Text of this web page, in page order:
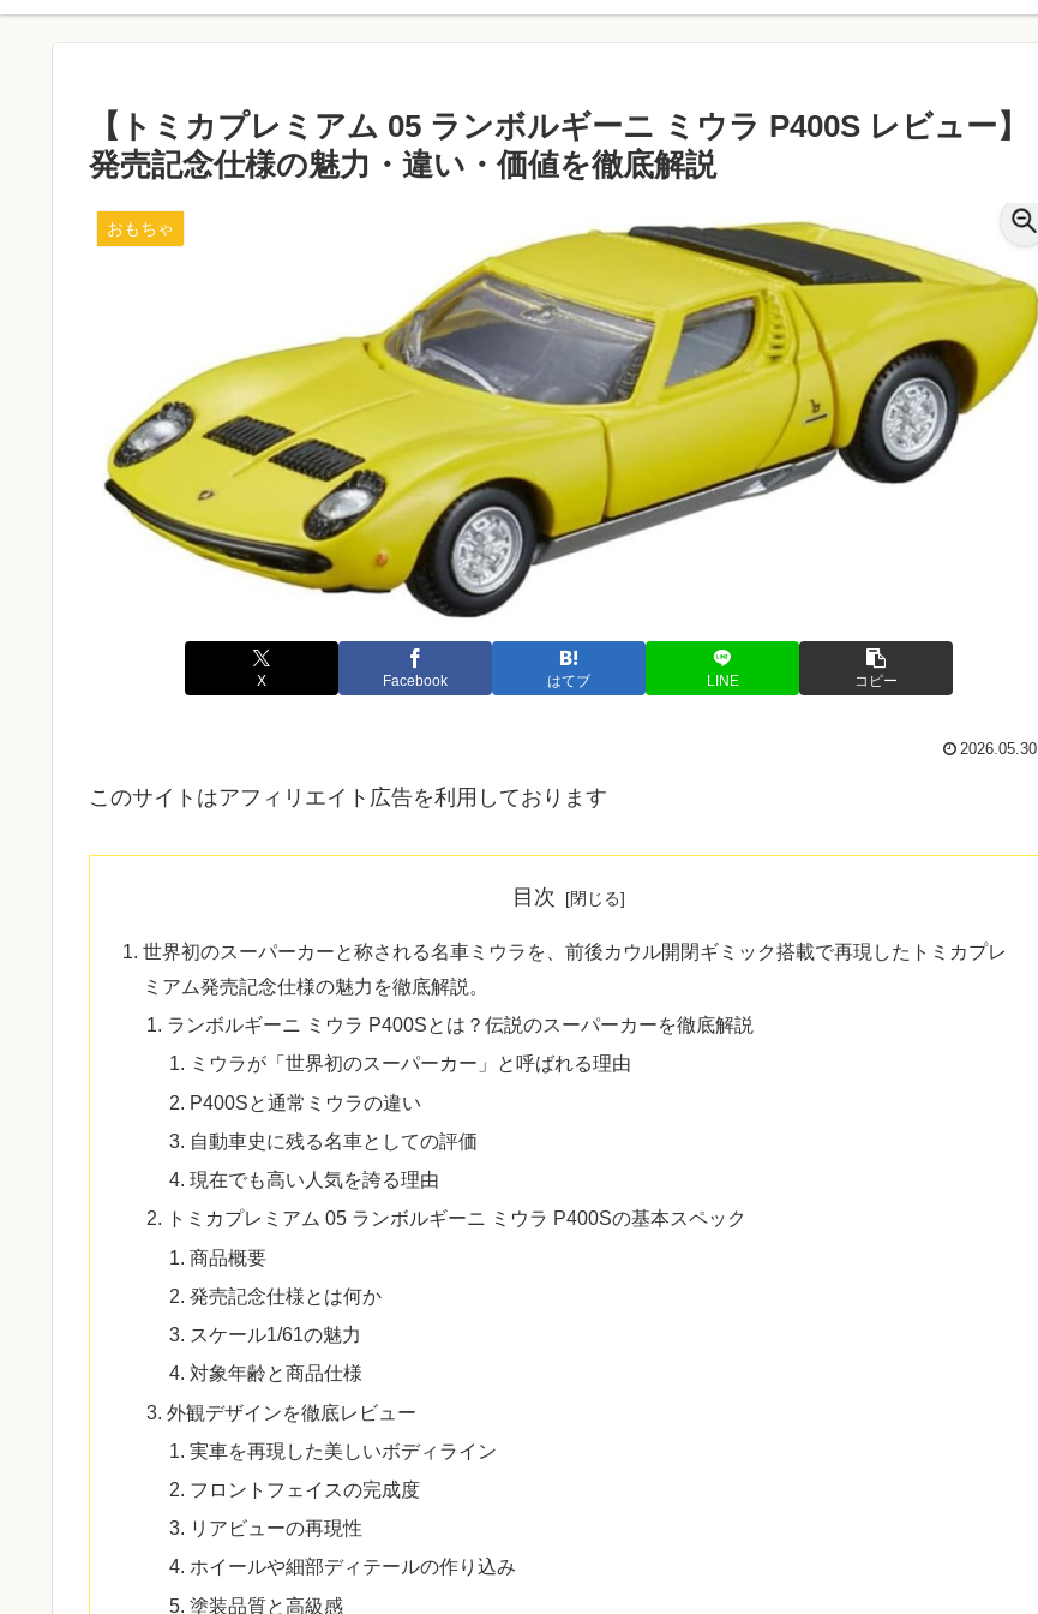
【トミカプレミアム 05 ランボルギーニ ミウラ P400S レビュー】
発売記念仕様の魅力・違い・価値を徹底解説
おもちゃ
X Facebook はてブ LINE コピー
2026.05.30
このサイトはアフィリエイト広告を利用しております
目次
世界初のスーパーカーと称される名車ミウラを、前後カウル開閉ギミック搭載で再現したトミカプレ
ミアム発売記念仕様の魅力を徹底解説。
ランボルギーニ ミウラ P400Sとは？伝説のスーパーカーを徹底解説
ミウラが「世界初のスーパーカー」と呼ばれる理由
P400Sと通常ミウラの違い
自動車史に残る名車としての評価
現在でも高い人気を誇る理由
トミカプレミアム 05 ランボルギーニ ミウラ P400Sの基本スペック
商品概要
発売記念仕様とは何か
スケール1/61の魅力
対象年齢と商品仕様
外観デザインを徹底レビュー
実車を再現した美しいボディライン
フロントフェイスの完成度
リアビューの再現性
ホイールや細部ディテールの作り込み
塗装品質と高級感